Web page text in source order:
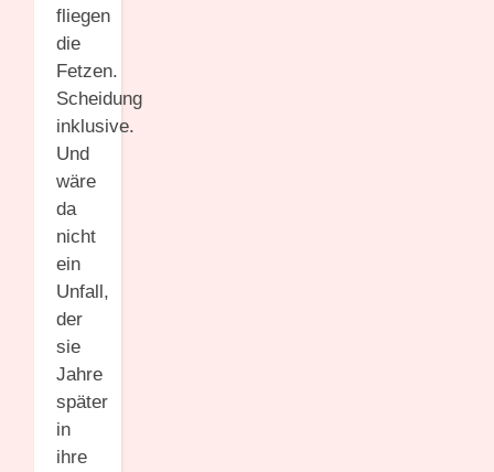
fliegen
die
Fetzen.
Scheidung
inklusive.
Und
wäre
da
nicht
ein
Unfall,
der
sie
Jahre
später
in
ihre